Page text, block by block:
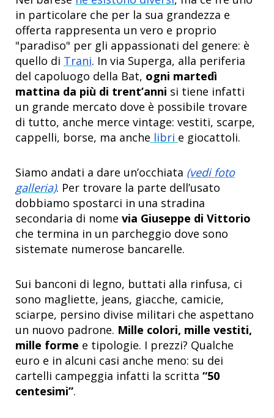
in particolare che per la sua grandezza e
offerta rappresenta un vero e proprio
"paradiso" per gli appassionati del genere: è
quello di Trani. In via Superga, alla periferia
del capoluogo della Bat, ogni martedì
mattina da più di trent’anni si tiene infatti
un grande mercato dove è possibile trovare
di tutto, anche merce vintage: vestiti, scarpe,
cappelli, borse, ma anche libri e giocattoli.
Siamo andati a dare un’occhiata (vedi foto
galleria). Per trovare la parte dell’usato
dobbiamo spostarci in una stradina
secondaria di nome via Giuseppe di Vittorio
che termina in un parcheggio dove sono
sistemate numerose bancarelle.
Sui banconi di legno, buttati alla rinfusa, ci
sono magliette, jeans, giacche, camicie,
sciarpe, persino divise militari che aspettano
un nuovo padrone. Mille colori, mille vestiti,
mille forme e tipologie. I prezzi? Qualche
euro e in alcuni casi anche meno: su dei
cartelli campeggia infatti la scritta “50
centesimi”.